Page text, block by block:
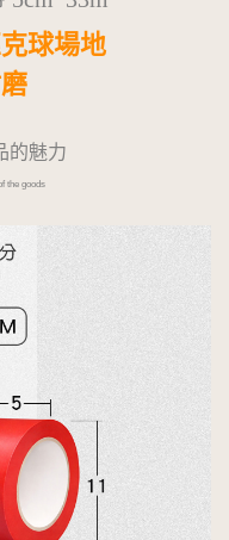
球場地
的魅力
the goods